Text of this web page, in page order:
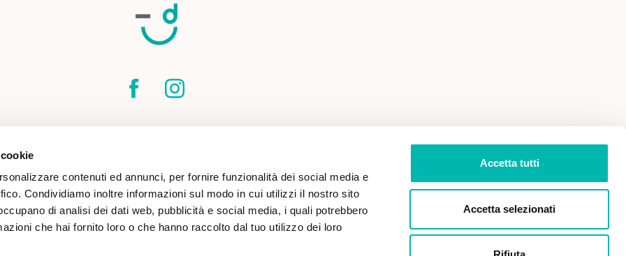
contenuti ed annunci, per fornire funzionalità dei social media e
Condividiamo inoltre informazioni sul modo in cui utilizzi il nostro sito
di analisi dei dati web, pubblicità e social media, i quali potrebbero
che hai fornito loro o che hanno raccolto dal tuo utilizzo dei loro
Accetta tutti
Accetta selezionati